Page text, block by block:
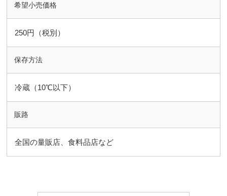
希望小売価格
250円（税別）
保存方法
冷蔵（10℃以下）
販路
全国の量販店、食料品店など